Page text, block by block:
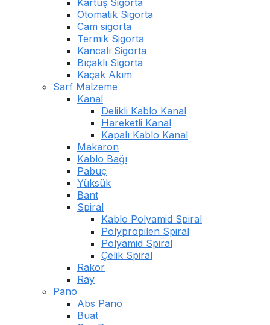
Kartuş Sigorta
Otomatik Sigorta
Cam sigorta
Termik Sigorta
Kancalı Sigorta
Bıçaklı Sigorta
Kaçak Akım
Sarf Malzeme
Kanal
Delikli Kablo Kanal
Hareketli Kanal
Kapalı Kablo Kanal
Makaron
Kablo Bağı
Pabuç
Yüksük
Bant
Spiral
Kablo Polyamid Spiral
Polypropilen Spiral
Polyamid Spiral
Çelik Spiral
Rakor
Ray
Pano
Abs Pano
Buat